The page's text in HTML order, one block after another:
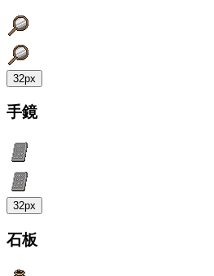
32px
手鏡
32px
石板